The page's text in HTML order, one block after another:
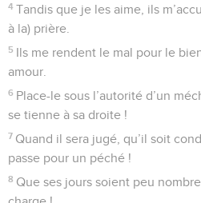
4 Tandis que je les aime, ils
à la) prière.
5 Ils me rendent le mal pour le
amour.
6 Place-le sous l’autorité d’un
se tienne à sa droite !
7 Quand il sera jugé, qu’il soit
passe pour un péché !
8 Que ses jours soient peu